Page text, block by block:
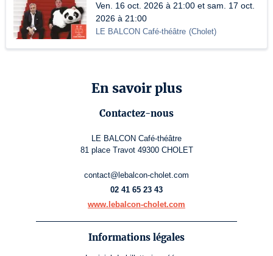
Ven. 16 oct. 2026 à 21:00 et sam. 17 oct.
2026 à 21:00
LE BALCON Café-théâtre (Cholet)
En savoir plus
Contactez-nous
LE BALCON Café-théâtre
81 place Travot 49300 CHOLET
contact@lebalcon-cholet.com
02 41 65 23 43
www.lebalcon-cholet.com
Informations légales